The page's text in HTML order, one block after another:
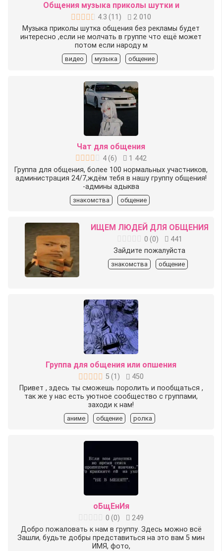
Общения музыка приколы шутки и
4.3 (11 )
2 010
Музыка приколы шутка общения без рекламы будет
интересно ,если не молчать в группе что ещё может
потом если народу м
видео музыка общение
Чат для общения
4(6)
1 442
Группа для общения, более 100 нормальных участников,
администрация 24/7,ждём тебя в нашу группу общения!
-админы адыква
знакомства общение
ИЩЕМ ЛЮДЕЙ ДЛЯ ОБЩЕНИЯ
0 (0)
441
Зайдите пожалуйста
знакомства общение
Группа для общения или опшения
5 (1 )
450
Привет , здесь ты сможешь поролить и пообщаться ,
так же у нас есть уютное сообщество с группами,
заходи к нам!
аниме общение ролка
оБщЕнИя
0 (0)
249
Добро пожаловать к нам в группу‍️‍. Здесь можно всё
Зашли, будьте добры представиться на это вам 5 мин
ИМЯ, фото,